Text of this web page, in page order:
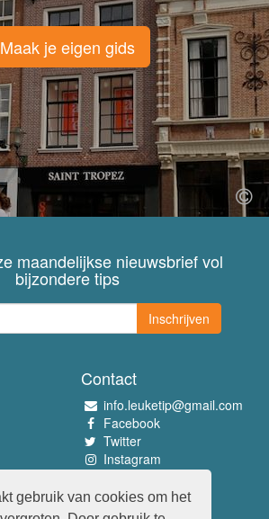
gebruik van cookies om het
Maak je eigen gids
maandelijkse nieuwsbrief vol
bijzondere tips
Inschrijven
Contact
info.leuketip@gmail.com
Facebook
Twitter
Instagram